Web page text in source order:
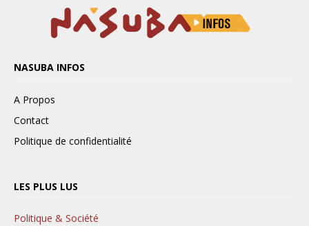
NASUBA INFOS
A Propos
Contact
Politique de confidentialité
LES PLUS LUS
Politique & Société